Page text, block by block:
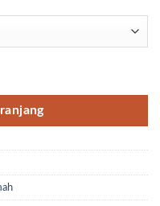
Pink - Nude ) by Polite